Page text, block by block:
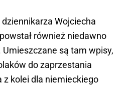
Wojciecha
również niedawno
Umieszczane są tam wpisy,
do zaprzestania
z kolei dla niemieckiego